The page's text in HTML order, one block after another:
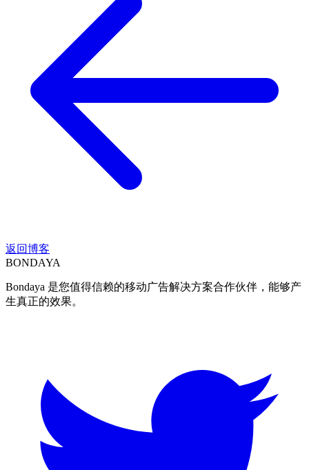
返回博客
BONDAYA
Bondaya 是您值得信赖的移动广告解决方案合作伙伴，能够产
生真正的效果。